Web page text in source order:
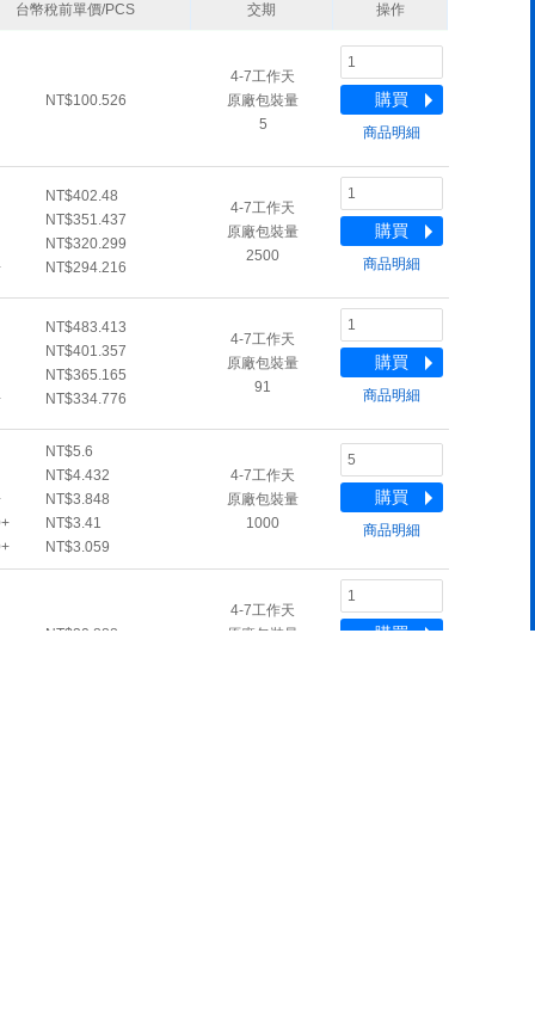
台幣稅前單價/PCS 交期 操作
NT$100.526
4-7工作天
原廠包裝量
5
購買
商品明細
NT$402.48
NT$351.437
NT$320.299
NT$294.216
4-7工作天
原廠包裝量
2500
購買
商品明細
NT$483.413
NT$401.357
NT$365.165
NT$334.776
4-7工作天
原廠包裝量
91
購買
商品明細
NT$5.6
NT$4.432
NT$3.848
NT$3.41
NT$3.059
4-7工作天
原廠包裝量
1000
購買
商品明細
NT$30.888
4-7工作天
原廠包裝量
購買